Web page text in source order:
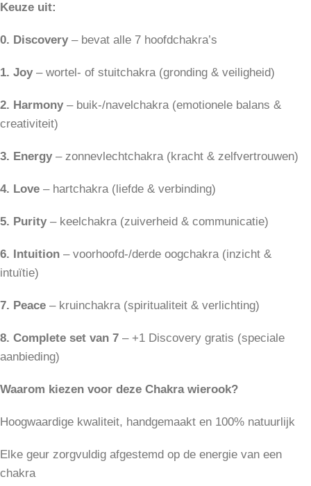
Keuze uit:
0. Discovery– bevat alle 7 hoofdchakra’s
1. Joy– wortel- of stuitchakra (gronding & veiligheid)
2. Harmony– buik-/navelchakra (emotionele balans &
creativiteit)
3. Energy– zonnevlechtchakra (kracht & zelfvertrouwen)
4. Love – hartchakra (liefde & verbinding)
5. Purity– keelchakra (zuiverheid & communicatie)
6. Intuition – voorhoofd-/derde oogchakra (inzicht &
intuïtie)
7. Peace – kruinchakra (spiritualiteit & verlichting)
8. Complete set van 7 – +1 Discovery gratis (speciale
aanbieding)
Waarom kiezen voor deze Chakra wierook?
Hoogwaardige kwaliteit, handgemaakt en 100% natuurlijk
Elke geur zorgvuldig afgestemd op de energie van een
chakra